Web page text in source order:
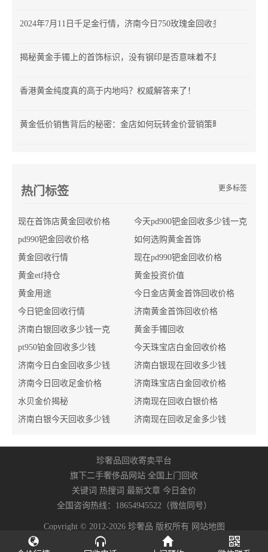
2024年7月11日千足金行情，济南今日750玫瑰金回收多少钱
揭秘黄金手镯上的首饰标识，没有钢印是否意味着不是正品？
香港黄金纯度真的高于内地吗？权威解答来了！
黄金低价销售背后的秘密：金店如何玩转金价营销策略？
热门标签 更多标签
现在首饰店黄金回收价格
今天pd900钯金回收多少钱一克
pd990钯金回收价格
如何选购黄金首饰
黄金回收行情
现在pd990钯金回收价格
黄金etf持仓
黄金投资价值
黄金用途
今日金店黄金首饰回收价格
今日钯金回收行情
济南黄金首饰回收价格
济南白银回收多少钱一克
黄金手镯回收
pt950铂金回收多少钱
今天珠宝店白金回收价格
济南今日白金回收多少钱
济南白银现在回收多少钱
济南今日回收足金价格
济南珠宝店白金回收价格
水贝金价揭秘
济南现在回收白银价格
济南白银今天回收多少钱
济南现在回收足金多少钱
珍奢品回收寄卖平台
旗下二手奢侈品网站 全国上门回收
关键词 热搜词 最新文章 今日金价
全国咨询热线： 18654945522 （微信同号）
Copyright © 2012-2026 珍奢品 版权所有 网站地图